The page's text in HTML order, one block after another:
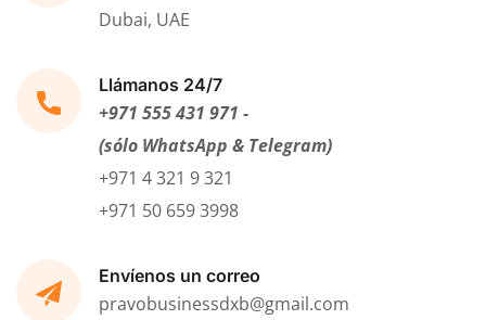
Dubai, UAE
Llámanos 24/7
+971 555 431 971 -
(sólo WhatsApp & Telegram)
+971 4 321 9 321
+971 50 659 3998
Envíenos un correo
pravobusinessdxb@gmail.com